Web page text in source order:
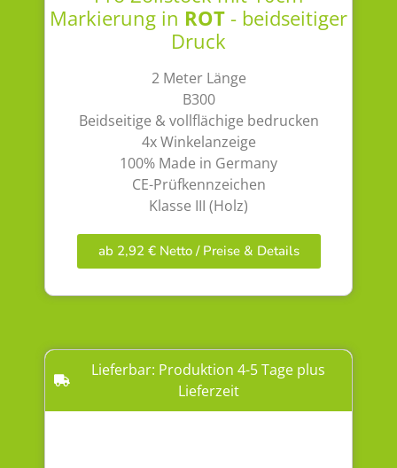
Markierung in ROT- beidseitiger
Druck
2 Meter Länge
B300
Beidseitige & vollflächige bedrucken
4x Winkelanzeige
100% Made in Germany
CE-Prüfkennzeichen
Klasse III (Holz)
ab 2,92 € Netto / Preise & Details
Lieferbar: Produktion 4-5 Tage plus
Lieferzeit